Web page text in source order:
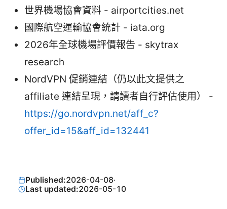
世界機場協會資料 - airportcities.net
國際航空運輸協會統計 - iata.org
2026年全球機場評價報告 - skytrax
research
NordVPN 促銷連結（仍以此文提供之
affiliate 連結呈現，請讀者自行評估使用） -
https://go.nordvpn.net/aff_c?
offer_id=15&aff_id=132441
Published:2026-04-08·
Last updated:2026-05-10